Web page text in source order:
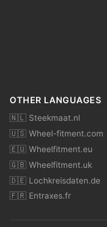
OTHER LANGUAGES
🇳🇱 Steekmaat.nl
🇺🇸 Wheel-fitment.com
🇪🇺 Wheelfitment.eu
🇬🇧 Wheelfitment.uk
🇩🇪 Lochkreisdaten.de
🇫🇷 Entraxes.fr